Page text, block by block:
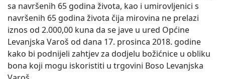
sa navršenih 65 godina života, kao i umirovljenici s
navršenih 65 godina života čija mirovina ne prelazi
iznos od 2.000,00 kuna da se jave u ured Općine
Levanjska Varoš od dana 17. prosinca 2018. godine
kako bi podnijeli zahtjev za dodjelu božićnice u obliku
bona koji mogu iskoristiti u trgovini Boso Levanjska